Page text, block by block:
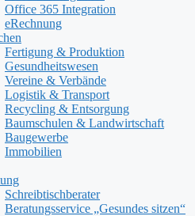
Office 365 Integration
eRechnung
Fertigung & Produktion
Gesundheitswesen
Vereine & Verbände
Logistik & Transport
Recycling & Entsorgung
Baumschulen & Landwirtschaft
Baugewerbe
Immobilien
Schreibtischberater
Beratungsservice „Gesundes sitzen“